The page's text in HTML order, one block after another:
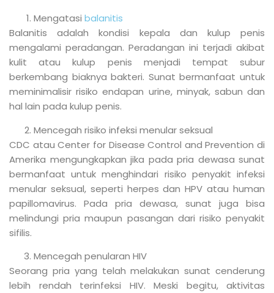
menentukan metode sunat,
Mengikuti petunjuk dokter terkait apa saja
kegiatan fisik yang sebaiknya dihindari menjelang
sunat. Seperti, aktivitas seksual, kegiatan fisik dan
rekomendasi makanan sehat untuk
mempercepat proses penyembuhan.
Istirahat yang cukup sebelum tindakan sunat,
Mintalah pendamping baik keluarga maupun
orang terdekat sebelum menjalani tindakan sunat.
Rekomendasi Tempat Sunat
Dewasa Di Jakarta
Tempat sunat terbaik akan menentukan kualitas
setelah tindakan. Tempat sunat yang baik bukan cuma
melakukan tindakan sunat, lingkungan klinik atau
tempat sunat hingga testimoni dari masyarakat.